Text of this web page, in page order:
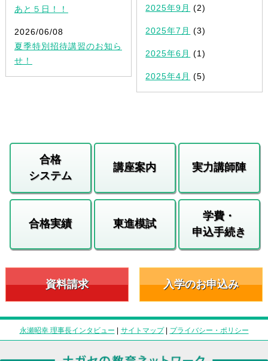
あと５日！！
2026/06/08
夏季特別招待講習のお知ら
せ！
2025年9月 (2)
2025年7月 (3)
2025年6月 (1)
2025年4月 (5)
合格
システム
講座案内 実力講師陣
合格実績 東進模試
学費・
申込手続き
資料請求 入学のお申込み
永瀬昭幸 理事長インタビュー | サイトマップ| プライバシー・ポリシー